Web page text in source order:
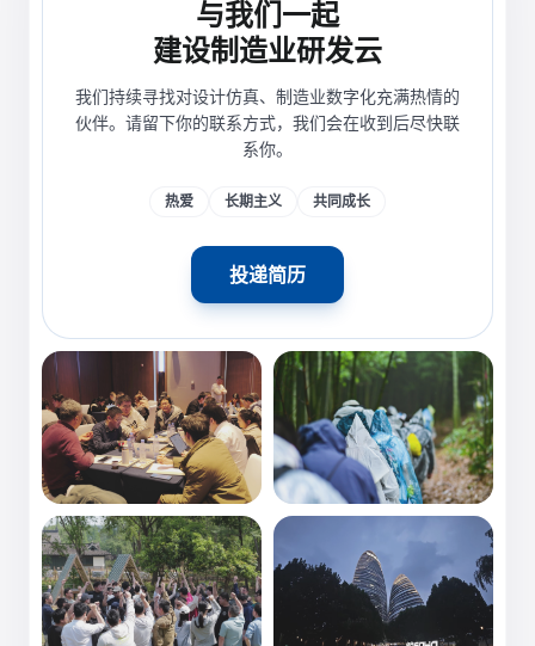
与我们一起
建设制造业研发云
我们持续寻找对设计仿真、制造业数字化充满热情的
伙伴。请留下你的联系方式，我们会在收到后尽快联
系你。
热爱 长期主义 共同成长
投递简历